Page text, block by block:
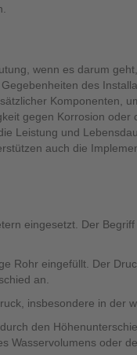
wenn es darum
des
Komponenten,
gegen Korrosion
Leistung und
auch die
eingesetzt. Der
Rohr eingefüllt. Der
an.
insbesondere in der
den
Wasservolumens oder